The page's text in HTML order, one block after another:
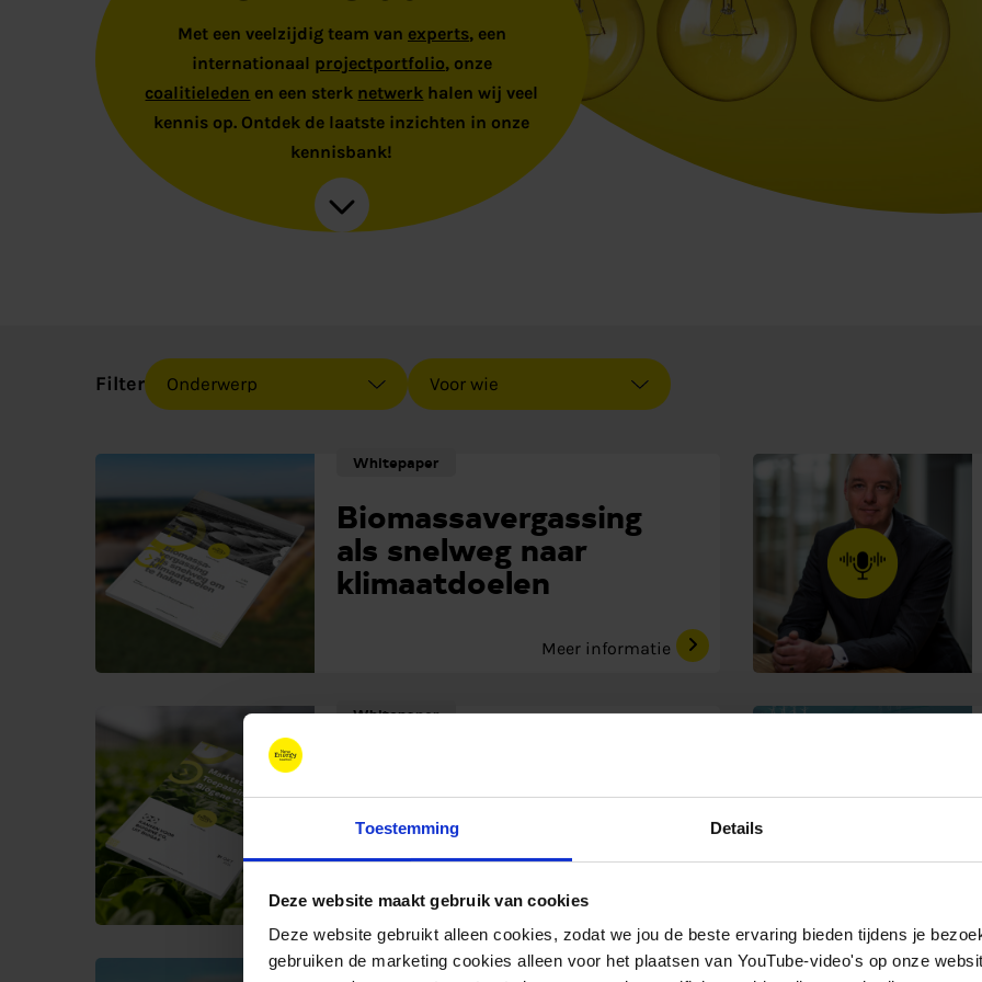
Toestemming Details
Deze website maakt gebruik van cookies
Deze website gebruikt alleen cookies, zodat we jou de beste ervaring bieden tijdens je
gebruiken de marketing cookies alleen voor het plaatsen van YouTube-video's op onze
Met een veelzijdig team van experts, een
internationaal projectportfolio, onze
coalitieleden en een sterk netwerk halen wij veel
kennis op. Ontdek de laatste inzichten in onze
kennisbank!
Filter
Whitepaper
Biomassavergassing
als snelweg naar
klimaatdoelen
Meer informatie
Whitepaper
Toepassingen
Biogene CO2
Meer informatie
Rapport